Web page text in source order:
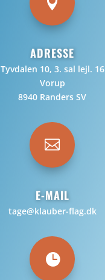
ADRESSE
Tyvdalen 10, 3. sal lejl. 16
Vorup
8940 Randers SV

E-MAIL
tage@klauber-flag.dk
